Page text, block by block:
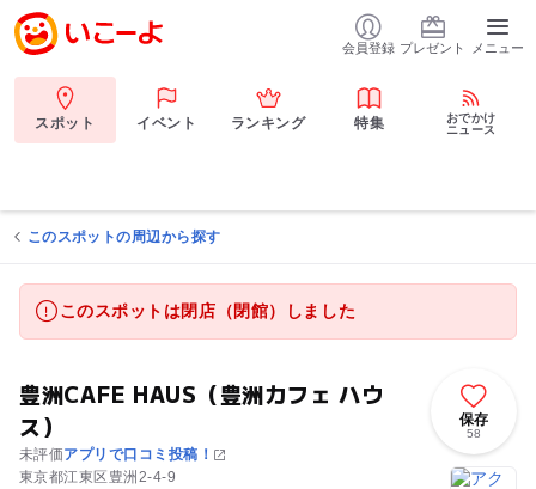
会員登録 プレゼント メニュー
スポット イベント ランキング 特集
おでかけ
ニュース
このスポットの周辺から探す
このスポットは閉店（閉館）しました
豊洲CAFE HAUS（豊洲カフェ ハウ
ス）
未評価アプリで口コミ投稿！
東京都江東区豊洲2-4-9
保存
58